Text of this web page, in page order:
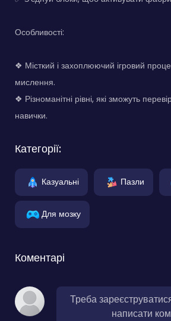
Особливості:
❖ Місткий і захоплюючий ігровий
мислення.
❖ Різноманітні рівні, які зможуть
навички.
Категорії:
Казуальні Пазли
Для мозку
Коментарі
Треба
написати